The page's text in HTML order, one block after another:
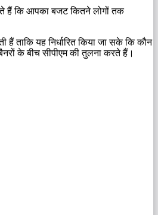
हैं कि आपका बजट कितने लोगों तक
हैं ताकि यह निर्धारित किया जा सके कि कौन
के बीच सीपीएम की तुलना करते हैं।